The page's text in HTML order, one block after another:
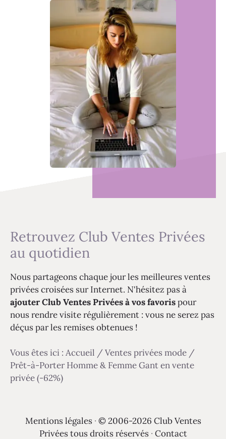
Retrouvez Club Ventes Privées
au quotidien
Nous partageons chaque jour les meilleures ventes
privées croisées sur Internet. N'hésitez pas à
ajouter Club Ventes Privées à vos favorispour
nous rendre visite régulièrement : vous ne serez pas
déçus par les remises obtenues !
Vous êtes ici : Accueil / Ventes privées mode /
Prêt-à-Porter Homme & Femme Gant en vente
privée (-62%)
Mentions légales · © 2006-2026 Club Ventes
Privées tous droits réservés · Contact